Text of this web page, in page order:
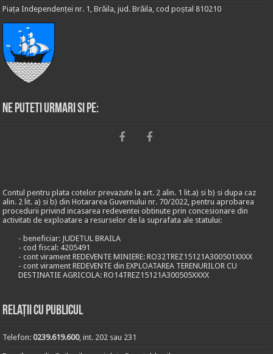
Piața Independenței nr. 1, Brăila, jud. Brăila, cod poștal 810210
Ne puteti urmari si pe:
Contul pentru plata cotelor prevazute la art. 2 alin. 1 lit.a) si b) si dupa caz
alin. 2 lit. a) si b) din Hotararea Guvernului nr. 70/2022, pentru aprobarea
procedurii privind incasarea redeventei obtinute prin concesionare din
activitati de exploatare a resurselor de la suprafata ale statului:
- beneficiar: JUDETUL BRAILA
- cod fiscal: 4205491
- cont virament REDEVENTE MINIERE: RO32TREZ15121A300501XXXX
- cont virament REDEVENTE din EXPLOATAREA TERENURILOR CU
DESTINATIE AGRICOLA: RO14TREZ15121A300505XXXX
Relații cu publicul
Telefon:0239.619.600, int. 202 sau 231